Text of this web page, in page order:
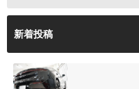
新着投稿